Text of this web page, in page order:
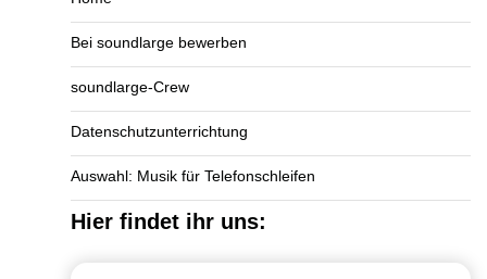
Bei soundlarge bewerben
soundlarge-Crew
Datenschutzunterrichtung
Auswahl: Musik für Telefonschleifen
Hier findet ihr uns: